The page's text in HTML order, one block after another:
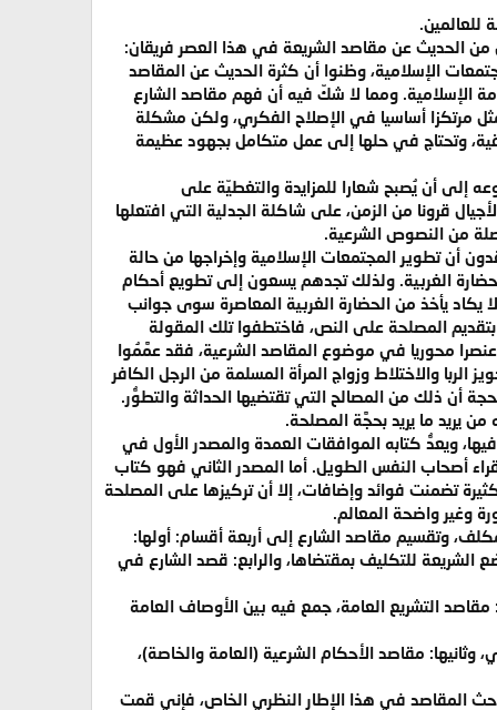
للعالمين.
من الحديث عن مقاصد الشريعة في هذا العصر فريقان:
الإسلامية، وظنوا أن كثرة الحديث عن المقاصد
الإسلامية. ومما لا شكّ فيه أن فهم مقاصد الشارع
مرتكزا أساسيا في الإصلاح الفكري، ولكن مشكلة
وتحتاج في حلها إلى عمل متكامل بجهود عظيمة
أن يُصبح شعارا للمزايدة والتغطيّة على
قرونا من الزمن، على شاكلة الجدلية التي افتعلها
من النصوص الشرعية.
أن تطوير المجتمعات الإسلامية وإخراجها من حالة
للحضارة الغربية. ولذلك تجدهم يسعون إلى تطويع أحكام
يكاد يأخذ من الحضارة الغربية المعاصرة سوى جوانب
المصلحة على النص، فاختطفوا تلك المقولة
محوريا في موضوع المقاصد الشرعية، فقد عمَّمُوا
والاختلاط وزواج المرأة المسلمة من الرجل الكافر
أن ذلك من المصالح التي تقتضيها الحداثة والتطوُّر.
يريد ما يريد بحجَّة المصلحة.
ويعدُّ كتابه الموافقات العمدة والمصدر الأول في
أصحاب النفس الطويل. أما المصدر الثاني فهو كتاب
تضمنت فوائد وإضافات، إلا أن تركيزها على المصلحة
وغير واضحة المعالم.
وتقسيم مقاصد الشارع إلى أربعة أقسام: أولها:
للتكليف بمقتضاها، والرابع: قصد الشارع في
التشريع العامة، جمع فيه بين الأوصاف العامة
مقاصد الأحكام الشرعية (العامة والخاصة)،
المقاصد في هذا الإطار النظري الخاص، فإني قمت